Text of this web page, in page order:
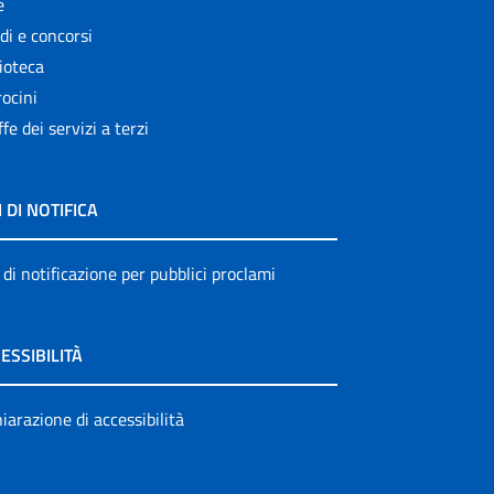
e concorsi
dei servizi a terzi
DI NOTIFICA
notificazione per pubblici proclami
di accessibilità